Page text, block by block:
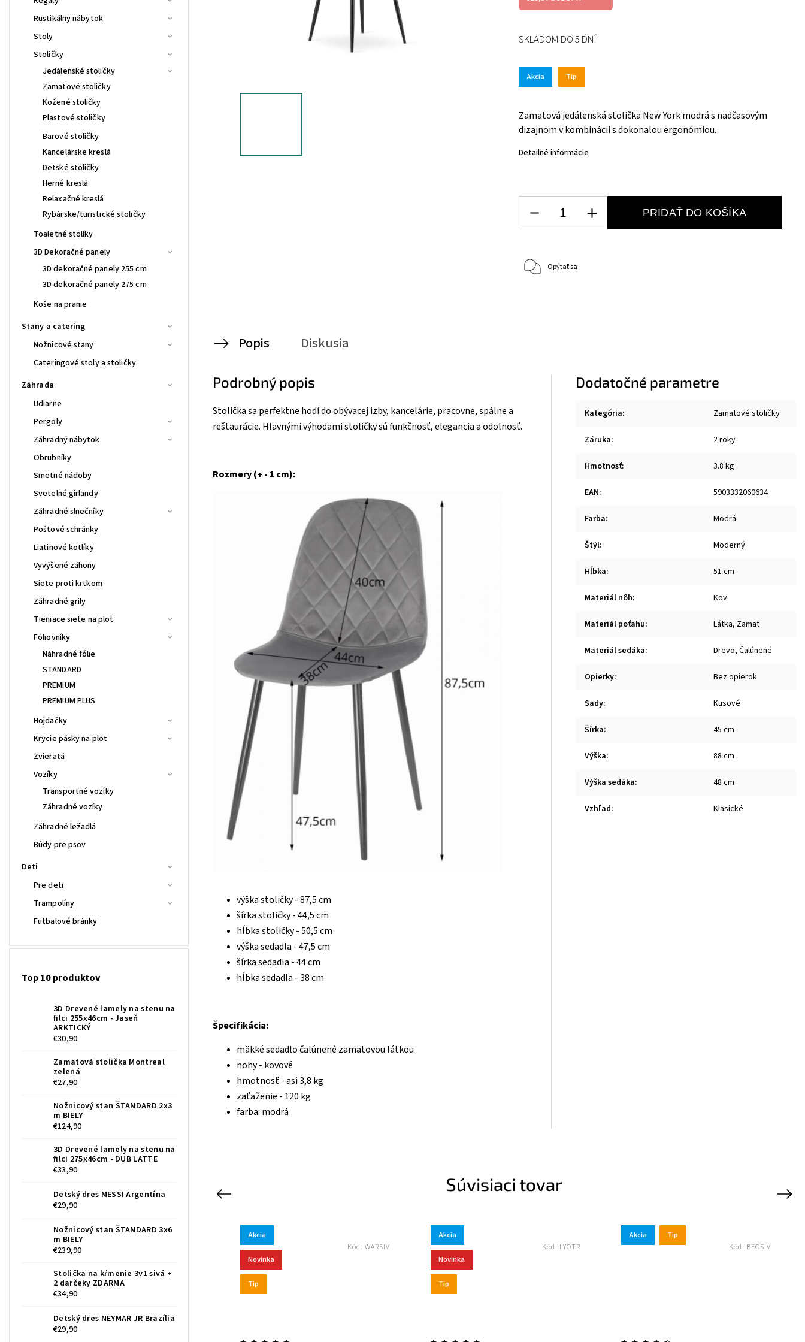
Rustikálny nábytok
Stoly
Stoličky
Jedálenské stoličky
Zamatové stoličky
Kožené stoličky
Plastové stoličky
Barové stoličky
Kancelárske kreslá
Detské stoličky
Herné kreslá
Relaxačné kreslá
Rybárske/turistické stoličky
Toaletné stolíky
3D Dekoračné panely
3D dekoračné panely 255 cm
3D dekoračné panely 275 cm
Koše na pranie
Stany a catering
Nožnicové stany
Cateringové stoly a stoličky
Záhrada
Udiarne
Pergoly
Záhradný nábytok
Obrubníky
Smetné nádoby
Svetelné girlandy
Záhradné slnečníky
Poštové schránky
Liatinové kotlíky
Vyvýšené záhony
Siete proti krtkom
Záhradné grily
Tieniace siete na plot
Fóliovníky
Náhradné fólie
STANDARD
PREMIUM
PREMIUM PLUS
Hojdačky
Krycie pásky na plot
Zvieratá
Vozíky
Transportné vozíky
Záhradné vozíky
Záhradné ležadlá
Búdy pre psov
Deti
Pre deti
Trampolíny
Futbalové bránky
Top 10 produktov
3D Drevené lamely na stenu na
filci 255x46cm - Jaseň
ARKTICKÝ
€30,90
Zamatová stolička Montreal
zelená
€27,90
Nožnicový stan ŠTANDARD 2x3
m BIELY
€124,90
3D Drevené lamely na stenu na
filci 275x46cm - DUB LATTE
€33,90
Detský dres MESSI Argentína
€29,90
Nožnicový stan ŠTANDARD 3x6
m BIELY
€239,90
Stolička na kŕmenie 3v1 sivá +
2 darčeky ZDARMA
€34,90
Detský dres NEYMAR JR Brazília
€29,90
Akcia Tip
Zamatová jedálenská stolička New York modrá s nadčasovým
dizajnom v kombinácii s dokonalou ergonómiou.
Detailné informácie
SKLADOM DO 5 DNÍ
PRIDAŤ DO KOŠÍKA
Opýtať sa
Popis Diskusia
Podrobný popis
Stolička sa perfektne hodí do obývacej izby, kancelárie, pracovne, spálne a
reštaurácie. Hlavnými výhodami stoličky sú funkčnosť, elegancia a odolnosť.
Rozmery (+ - 1 cm):
výška stoličky - 87,5 cm
šírka stoličky - 44,5 cm
hĺbka stoličky - 50,5 cm
výška sedadla - 47,5 cm
šírka sedadla - 44 cm
hĺbka sedadla - 38 cm
Špecifikácia:
mäkké sedadlo čalúnené zamatovou látkou
nohy - kovové
hmotnosť - asi 3,8 kg
zaťaženie - 120 kg
farba: modrá
Dodatočné parametre
Kategória: Zamatové stoličky
Záruka: 2 roky
Hmotnosť: 3.8 kg
EAN: 5903332060634
Farba: Modrá
Štýl: Moderný
Hĺbka: 51 cm
Materiál nôh: Kov
Materiál poťahu: Látka, Zamat
Materiál sedáka: Drevo, Čalúnené
Opierky: Bez opierok
Sady: Kusové
Šírka: 45 cm
Výška: 88 cm
Výška sedáka: 48 cm
Vzhľad: Klasické
Súvisiaci tovar
Previous
Kód:
Next